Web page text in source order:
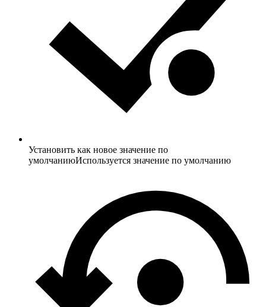
Установить как новое значение по
умолчаниюИспользуется значение по умолчанию